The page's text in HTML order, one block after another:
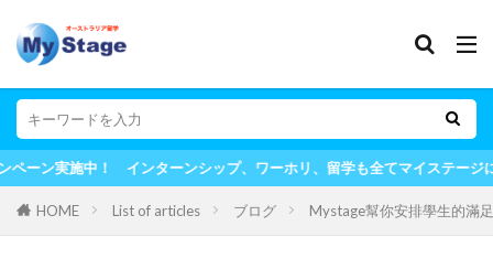
！ インターンシップ、ワーホリ、留学も全てマイステージにお任せ！
HOME List of articles ブログ Mystage幫你安排學生的滿